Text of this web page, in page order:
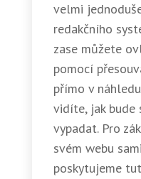
velmi
redakčního
zase můžete
pomocí
přímo v
vidíte, jak bude
vypadat. Pro
svém webu
poskytujeme